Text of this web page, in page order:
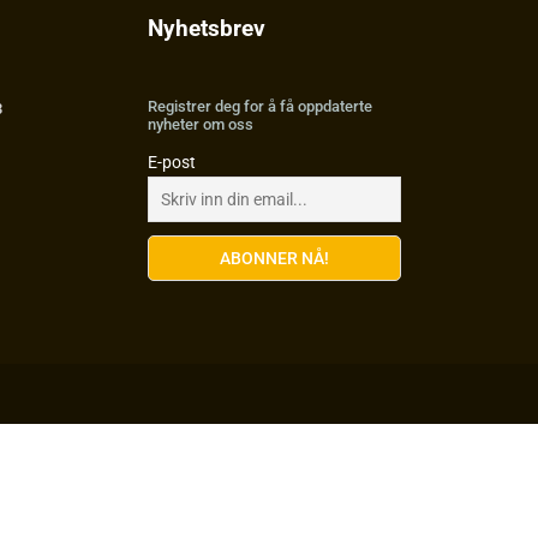
Nyhetsbrev
Registrer deg for å få oppdaterte
nyheter om oss
E-post